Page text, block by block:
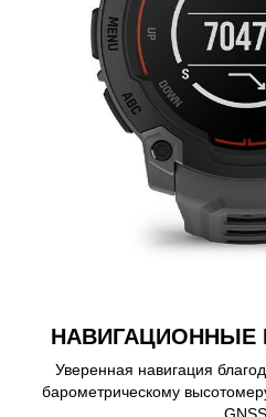
Уверенная навигация
барометрическому
GNSS.